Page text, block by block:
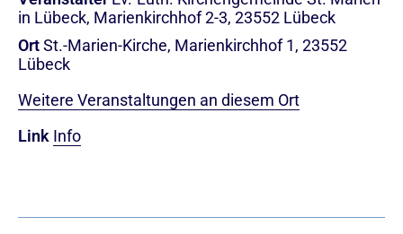
in Lübeck, Marienkirchhof 2-3, 23552 Lübeck
OrtSt.-Marien-Kirche, Marienkirchhof 1, 23552
Lübeck
Weitere Veranstaltungen an diesem Ort
Link Info